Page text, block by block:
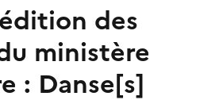
des
ministère
: Danse[s]